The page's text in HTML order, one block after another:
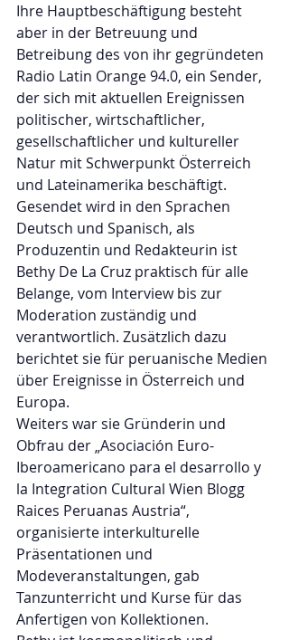
Ihre Hauptbeschäftigung besteht
aber in der Betreuung und
Betreibung des von ihr gegründeten
Radio Latin Orange 94.0, ein Sender,
der sich mit aktuellen Ereignissen
politischer, wirtschaftlicher,
gesellschaftlicher und kultureller
Natur mit Schwerpunkt Österreich
und Lateinamerika beschäftigt.
Gesendet wird in den Sprachen
Deutsch und Spanisch, als
Produzentin und Redakteurin ist
Bethy De La Cruz praktisch für alle
Belange, vom Interview bis zur
Moderation zuständig und
verantwortlich. Zusätzlich dazu
berichtet sie für peruanische Medien
über Ereignisse in Österreich und
Europa.
Weiters war sie Gründerin und
Obfrau der „Asociación Euro-
Iberoamericano para el desarrollo y
la Integration Cultural Wien Blogg
Raices Peruanas Austria“,
organisierte interkulturelle
Präsentationen und
Modeveranstaltungen, gab
Tanzunterricht und Kurse für das
Anfertigen von Kollektionen.